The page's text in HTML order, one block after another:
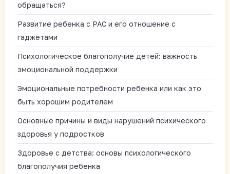
обращаться?
Развитие ребенка с РАС и его отношение с
гаджетами
Психологическое благополучие детей: важность
эмоциональной поддержки
Эмоциональные потребности ребенка или как это
быть хорошим родителем
Основные причины и виды нарушений психического
здоровья у подростков
Здоровье с детства: основы психологического
благополучия ребенка